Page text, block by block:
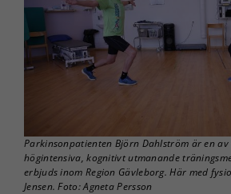
Parkinsonpatienten Björn Dahlström är en av
högintensiva, kognitivt utmanande
erbjuds inom Region Gävleborg. Här med
Jensen. Foto: Agneta Persson